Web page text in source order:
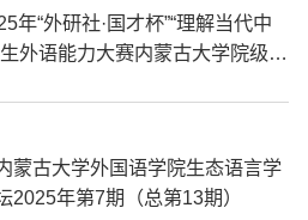
年“外研社·国才杯”“理解当代中
外语能力大赛内蒙古大学院级选
蒙古大学外国语学院生态语言学
2025年第7期（总第13期）